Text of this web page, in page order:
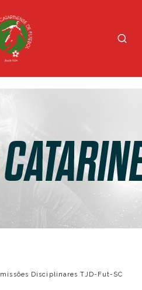
Disciplinares TJD-Fut-SC